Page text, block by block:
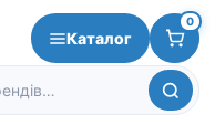
Каталог
0